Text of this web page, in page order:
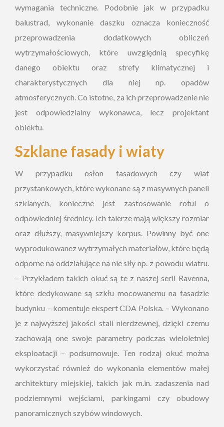
wymagania techniczne. Podobnie jak w przypadku
balustrad, wykonanie daszku oznacza konieczność
przeprowadzenia dodatkowych obliczeń
wytrzymałościowych, które uwzględnią specyfikę
danego obiektu oraz strefy klimatycznej i
charakterystycznych dla niej np. opadów
atmosferycznych. Co istotne, za ich przeprowadzenie nie
jest odpowiedzialny wykonawca, lecz projektant
obiektu.
Szklane fasady i wiaty
W przypadku osłon fasadowych czy wiat
przystankowych, które wykonane są z masywnych paneli
szklanych, konieczne jest zastosowanie rotul o
odpowiedniej średnicy. Ich talerze mają większy rozmiar
oraz dłuższy, masywniejszy korpus. Powinny być one
wyprodukowanez wytrzymałych materiałów, które będą
odporne na oddziałujące na nie siły np. z powodu wiatru.
– Przykładem takich okuć są te z naszej serii Ravenna,
które dedykowane są szkłu mocowanemu na fasadzie
budynku – komentuje ekspert CDA Polska. – Wykonano
je z najwyższej jakości stali nierdzewnej, dzięki czemu
zachowają one swoje parametry podczas wieloletniej
eksploatacji – podsumowuje. Ten rodzaj okuć można
wykorzystać również do wykonania elementów małej
architektury miejskiej, takich jak m.in. zadaszenia nad
podziemnymi wejściami, parkingami czy obudowy
panoramicznych szybów windowych.